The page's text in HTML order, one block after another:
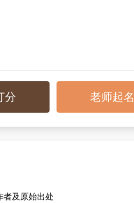
分 老师起名
者及原始出处